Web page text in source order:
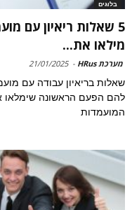
בלוגים
5 שאלות ריאיון עם
מילאו את...
מערכת HRus -
21/01/2025
שאלות בריאיון עבודה עם
להם הפעם הראשונה שימלאו
המועמדות